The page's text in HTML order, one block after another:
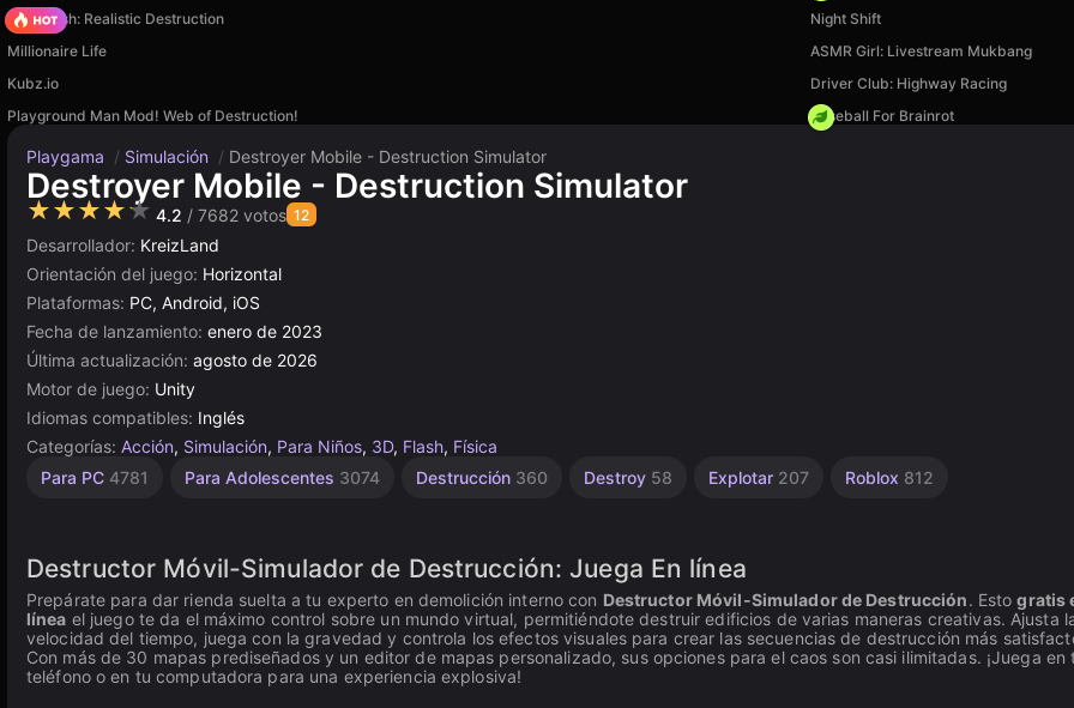
Car Crush: Realistic Destruction
Night Shift
Millionaire Life
ASMR Girl: Livestream Mukbang
Kubz.io
Driver Club: Highway Racing
Playground Man Mod! Web of Destruction!
Baseball For Brainrot
Playgama / Simulación / Destroyer Mobile - Destruction Simulator
Destroyer Mobile - Destruction Simulator
★★★★★ 4.2 / 7682 votos 12
Desarrollador: KreizLand
Orientación del juego: Horizontal
Plataformas: PC, Android, iOS
Fecha de lanzamiento: enero de 2023
Última actualización: agosto de 2026
Motor de juego: Unity
Idiomas compatibles: Inglés
Categorías: Acción, Simulación, Para Niños, 3D, Flash, Física
Para PC 4781 Para Adolescentes 3074 Destrucción 360 Destroy 58 Explotar 207 Roblox 812
Sin
Combate
Gravedad
Escritorio
Indie
Sandbox
Incrementales
Construcción
Alta
Sencillos
Browser
Unity
Destructor Móvil-Simulador de Destrucción: Juega En línea ️ ️
Prepárate para dar rienda suelta a tu experto en demolición interno con Destructor Móvil-Simulador de Destrucción. Estogratis
línea el juego te da el máximo control sobre un mundo virtual, permitiéndote destruir edificios de varias maneras creativas. Ajusta
velocidad del tiempo, juega con la gravedad y controla los efectos visuales para crear las secuencias de destrucción más
Con más de 30 mapas prediseñados y un editor de mapas personalizado, sus opciones para el caos son casi ilimitadas. ¡Juega en
teléfono o en tu computadora para una experiencia explosiva!